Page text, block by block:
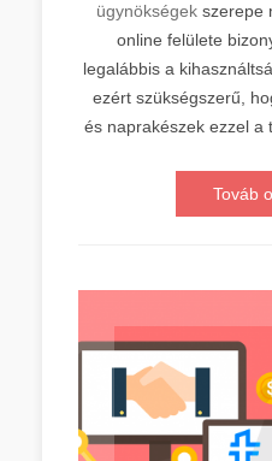
ügynökségek szerepe
online felülete
legalábbis a
ezért szükségszerű,
és naprakészek ezzel a
Továb